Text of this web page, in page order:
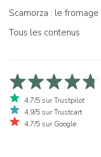
Scamorza : le fromage
Tous les contenus
4,7/5 sur Trustpilot
4,9/5 sur Trustcart
4,7/5 sur Google